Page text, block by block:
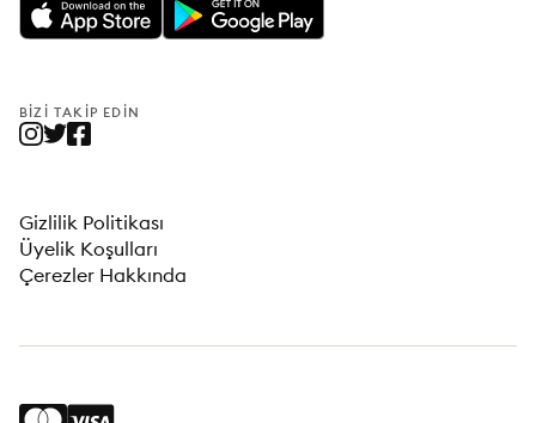
BIZI TAKIP EDIN
Gizlilik Politikası
Üyelik Koşulları
Çerezler Hakkında